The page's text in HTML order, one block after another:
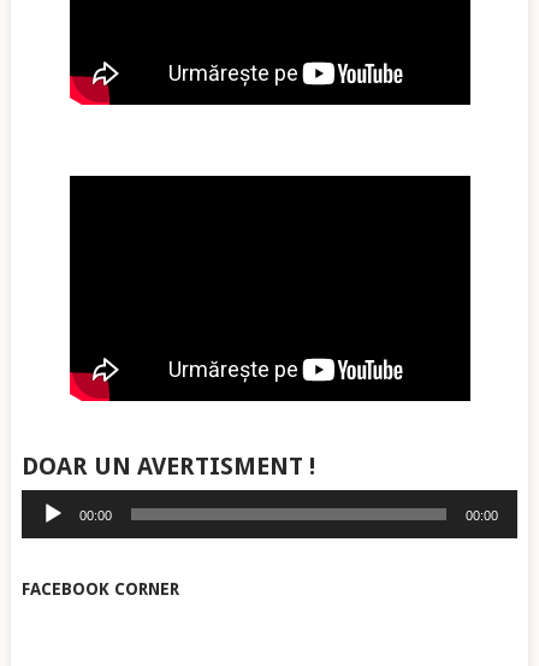
DOAR UN AVERTISMENT !
Player
audio
00:00 00:00
FACEBOOK CORNER